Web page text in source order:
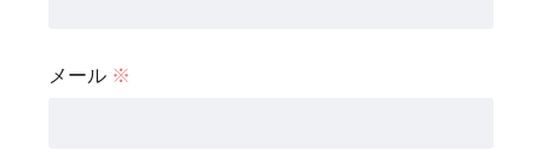
メール ※